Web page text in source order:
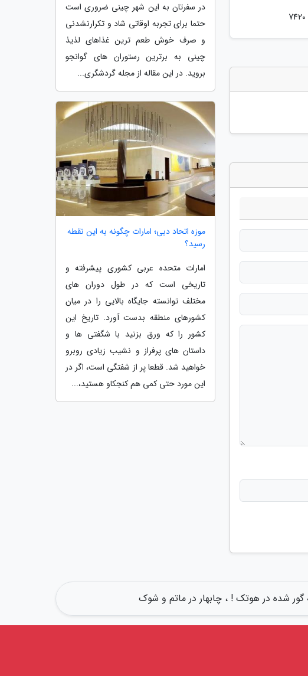
در سفرتان به این شهر چینی ضروری است
حتما برای تجربه اوقاتی شاد و تکرارنشدنی
و صرف خوش طعم ترین غذاهای لذیذ
چینی به برترین رستوران های گوانجو
بروید. در این مقاله از مجله گردشگری...
موزه اتحاد دبی؛ امارات چگونه به این نقطه
رسید؟
امارات متحده عربی کشوری پیشرفته و
تاریخی است که در طول دوران های
مختلف توانسته جایگاه بالایی را در میان
کشورهای منطقه بدست آورد. تاریخ این
کشور را که ورق بزنید با شگفتی ها و
داستان های پرفراز و نشیب زیادی روبرو
خواهید شد. قطعا پر از شفتگی است، اگر در
این مورد حتی کمی هم کنجکاو هستید،...